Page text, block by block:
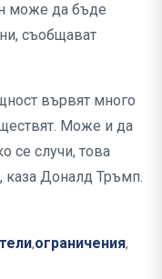
може да бъде
съобщават
вървят много
Може и да
се случи, това
каза Доналд Тръмп.
,ограничения,